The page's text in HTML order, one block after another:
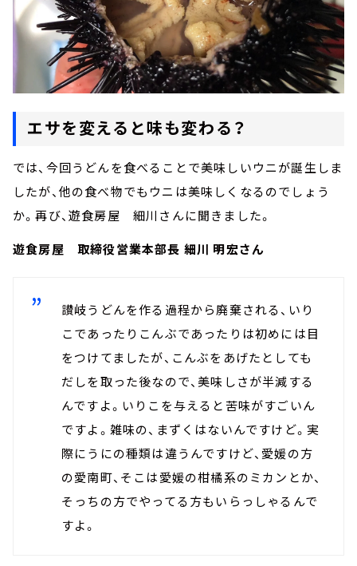
エサを変えると味も変わる？
では、今回うどんを食べることで美味しいウニが誕生しま
したが、他の食べ物でもウニは美味しくなるのでしょう
か。再び、遊食房屋 細川さんに聞きました。
遊食房屋 取締役営業本部長 細川 明宏さん
讃岐うどんを作る過程から廃棄される、いり
こであったりこんぶであったりは初めには目
をつけてましたが、こんぶをあげたとしても
だしを取った後なので、美味しさが半減する
んですよ。いりこを与えると苦味がすごいん
ですよ。雑味の、まずくはないんですけど。実
際にうにの種類は違うんですけど、愛媛の方
の愛南町、そこは愛媛の柑橘系のミカンとか、
そっちの方でやってる方もいらっしゃるんで
すよ。